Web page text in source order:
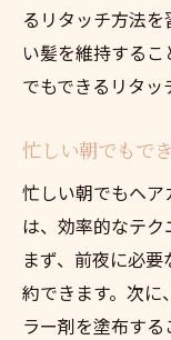
根元リ
自分で
時短リ
仕事と
短時間
忙しい
夜のリ
週末に
るリタッチ方法
い髪を維持する
でもできるリタッ
忙しい朝でもで
忙しい朝でもヘ
は、効率的なテク
まず、前夜に必
約できます。次に
ラー剤を塗布す